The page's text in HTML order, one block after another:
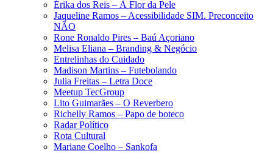
Érika dos Reis​ – À Flor da Pele
Jaqueline Ramos – Acessibilidade SIM. Preconceito
NÃO
Rone Ronaldo Pires – Baú Açoriano
Melisa Eliana – Branding & Negócio
Entrelinhas do Cuidado
Madison Martins – Futebolando
Julia Freitas​ – Letra Doce
Meetup TecGroup
Lito Guimarães – O Reverbero
Richelly Ramos​ – Papo de boteco
Radar Político
Rota Cultural
Mariane Coelho – Sankofa